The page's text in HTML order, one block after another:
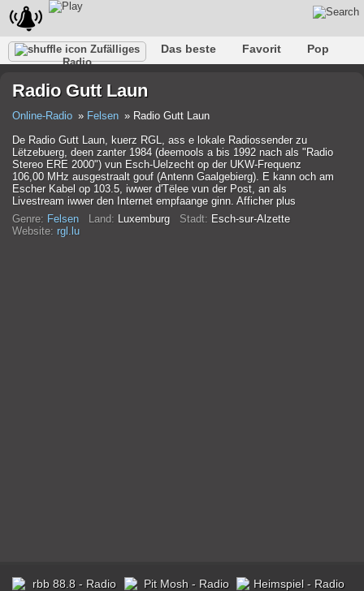
Zufälliges
Radio
Das beste Favorit
Pop
Rap
Trans Falk
Radio Gutt Laun
Online-Radio Felsen
Radio Gutt Laun
De Radio Gutt Laun, kuerz RGL, ass e lokale Radiossender zu
Lëtzebuerg, deen zanter 1984 (deemools a bis 1992 nach als "Radio
Stereo ERE 2000") vun Esch-Uelzecht op der UKW-Frequenz
106,00 MHz ausgestraalt gouf (Antenn Gaalgebierg). E kann och am
Escher Kabel op 103.5, iwwer d'Tëlee vun der Post, an als
Livestream iwwer den Internet empfaange ginn. Afficher plus
Genre: Felsen Land: Luxemburg Stadt: Esch-sur-Alzette
Website: rgl.lu